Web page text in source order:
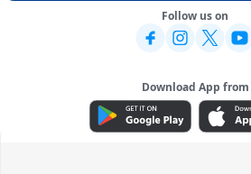
Follow us on
Download App from
ADVERTISEMENT